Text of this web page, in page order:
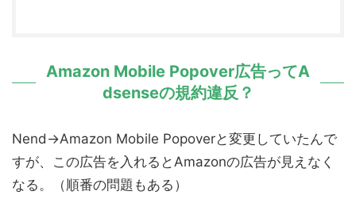
Amazon Mobile Popover広告ってA
dsenseの規約違反？
Nend→Amazon Mobile Popoverと変更していたんで
すが、この広告を入れるとAmazonの広告が見えなく
なる。（順番の問題もある）